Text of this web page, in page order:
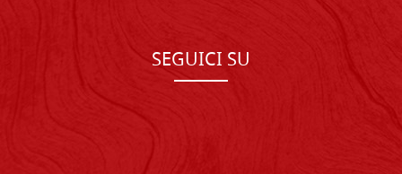
SEGUICI SU